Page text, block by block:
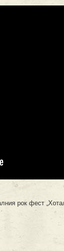
рок фест